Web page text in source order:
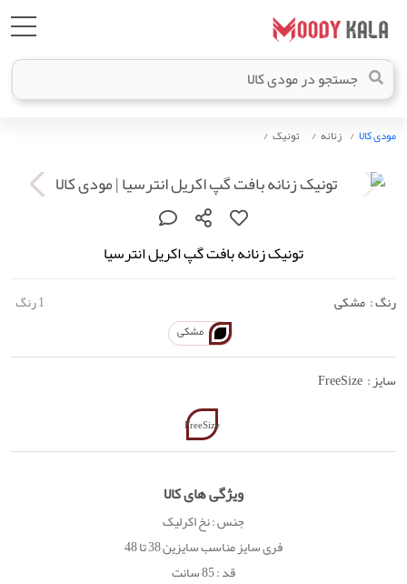
مودی کالا زنانه تونیک
تونیک زنانه بافت گپ اکریل انترسیا
رنگ : مشکی 1 رنگ
مشکی
سایز : FreeSize
FreeSize
ویژگی های کالا
جنس : نخ اکرلیک
فری سایز مناسب سایزین 38 تا 48
قد : 85 سانت